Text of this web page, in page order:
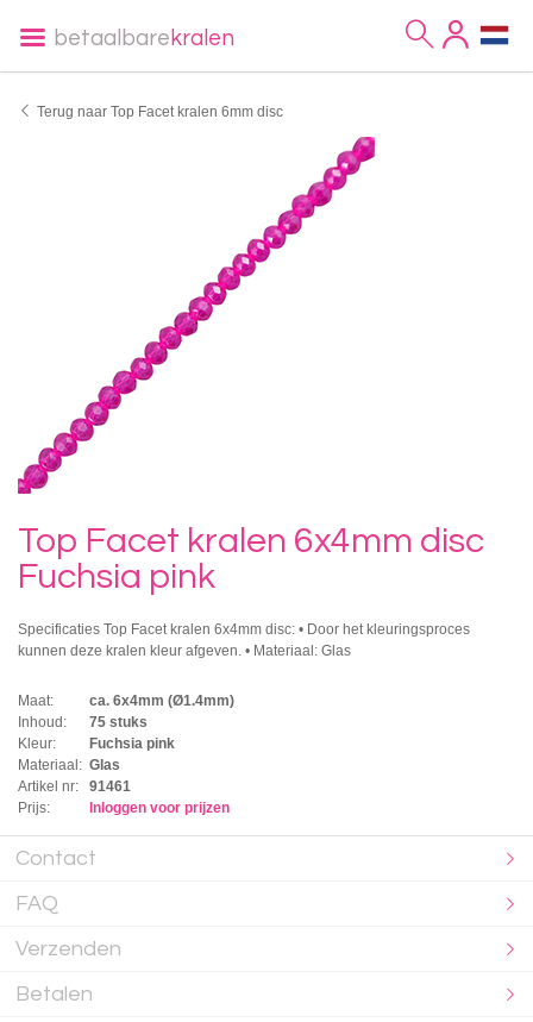
betaalbare kralen
Terug naar Top Facet kralen 6mm disc
Top Facet kralen 6x4mm disc
Fuchsia pink
Specificaties Top Facet kralen 6x4mm disc: • Door het kleuringsproces
kunnen deze kralen kleur afgeven. • Materiaal: Glas
Maat:
ca. 6x4mm (Ø1.4mm)
Inhoud:
75 stuks
Kleur:
Fuchsia pink
Materiaal: Glas
Artikel nr:
91461
Prijs:
Inloggen voor prijzen
Contact
FAQ
Verzenden
Betalen